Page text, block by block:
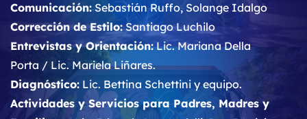
Comunicación:Sebastián Ruffo, Solange Idalgo
Corrección de Estilo:Santiago Luchilo
Entrevistas y Orientación:Lic. Mariana Della
Porta / Lic. Mariela Liñares.
Diagnóstico: Lic. Bettina Schettini y equipo.
Actividades y Servicios para Padres, Madres y